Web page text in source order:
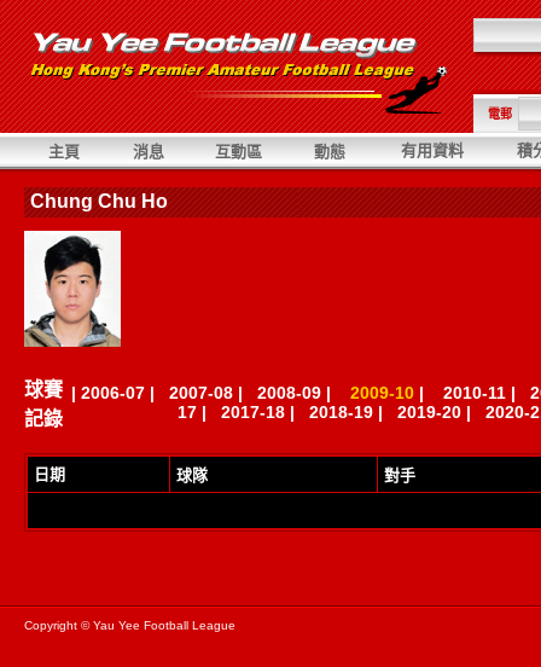
電郵
主頁 消息 互動區 動態 有用資料 積
Chung Chu Ho
球賽
記錄
| 2006-07 | 2007-08 | 2008-09 | 2009-10 | 2010-11 |
17 | 2017-18 | 2018-19 | 2019-20 | 2020-
日期 球隊 對手
Copyright © Yau Yee Football League